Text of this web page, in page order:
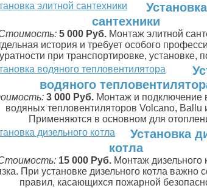
сантехники
5 000 Руб. Монтаж элитной
история и требует особого
при транспортировке, установке,
водяного
3 000 Руб. Монтаж и подключение
водяных тепловентиляторов Volcano, Ballu
Применяются в основном для
Установка
котла
15 000 Руб. Монтаж дизельного
При установке дизельного котла важно
правил, касающихся пожарной